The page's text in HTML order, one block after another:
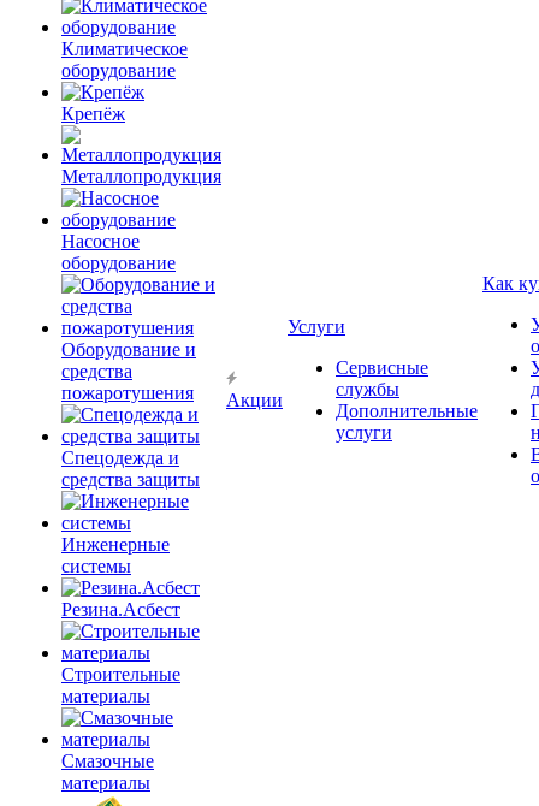
Климатическое
оборудование
Крепёж
Металлопродукция
Насосное
оборудование
Оборудование и
средства
пожаротушения
Спецодежда и
средства защиты
Инженерные
системы
Резина.Асбест
Строительные
материалы
Смазочные
материалы
Акции
Услуги
Сервисные
службы
Дополнительные
услуги
Как